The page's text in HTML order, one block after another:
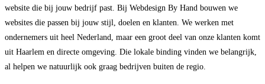
website die bij jouw bedrijf past. Bij Webdesign By Hand bouwen we
websites die passen bij jouw stijl, doelen en klanten. We werken met
ondernemers uit heel Nederland, maar een groot deel van onze klanten komt
uit Haarlem en directe omgeving. Die lokale binding vinden we belangrijk,
al helpen we natuurlijk ook graag bedrijven buiten de regio.